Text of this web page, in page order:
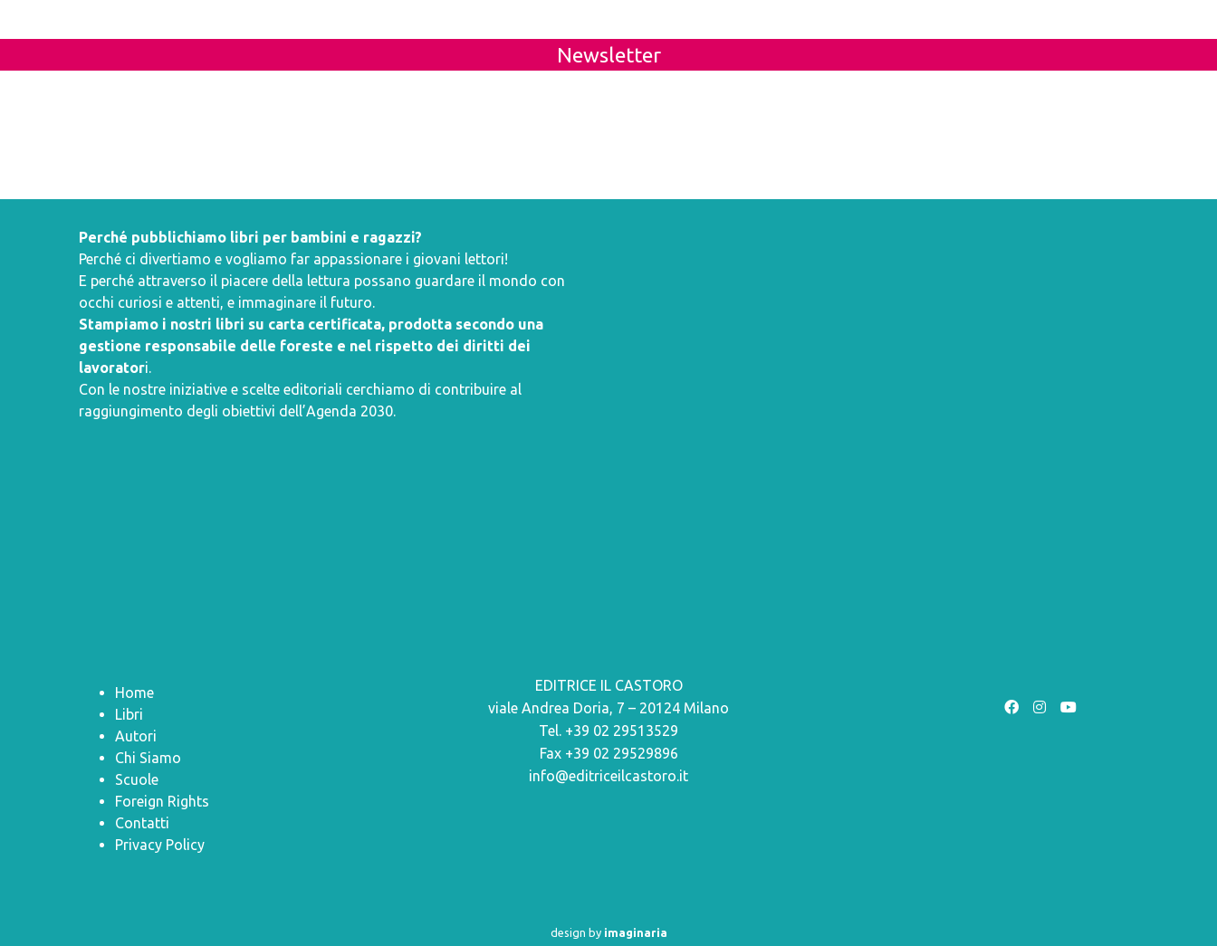
Newsletter
Perché pubblichiamo libri per bambini e ragazzi?
Perché ci divertiamo e vogliamo far appassionare i giovani lettori!
E perché attraverso il piacere della lettura possano guardare il mondo con
occhi curiosi e attenti, e immaginare il futuro.
Stampiamo i nostri libri su carta certificata, prodotta secondo una
gestione responsabile delle foreste e nel rispetto dei diritti dei
lavoratori.
Con le nostre iniziative e scelte editoriali cerchiamo di contribuire al
raggiungimento degli obiettivi dell’Agenda 2030.
Home
Libri
Autori
Chi Siamo
Scuole
Foreign Rights
Contatti
Privacy Policy
EDITRICE IL CASTORO
viale Andrea Doria, 7 – 20124 Milano
Tel. +39 02 29513529
Fax +39 02 29529896
info@editriceilcastoro.it
design by imaginaria